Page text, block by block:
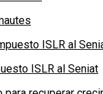
ISLR al Seniat